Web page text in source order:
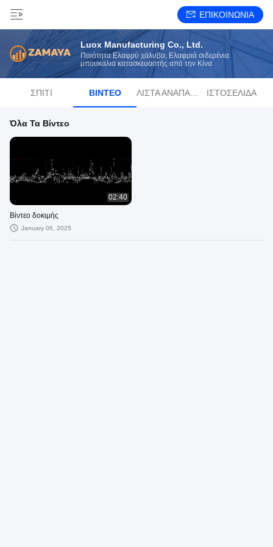
ΕΠΙΚΟΙΝΩΝΙΑ
Luox Manufacturing Co., Ltd.
Ποιότητα Ελαφρύ χάλυβα, Ελαφριά σιδερένια
μπουκάλια κατασκευαστής από την Κίνα
ΣΠΊΤΙ ΒΊΝΤΕΟ ΙΣΤΟΣΕΛΊΔΑ
Όλα Τα Βίντεο
02:40
Βίντεο δοκιμής
January 06, 2025